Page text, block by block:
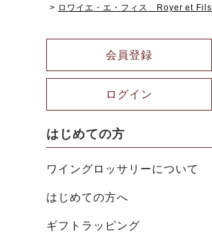
ロワイエ・エ・フィス Royer et Fils
会員登録
ログイン
はじめての方
ワイングロッサリーについて
はじめての方へ
ギフトラッピング